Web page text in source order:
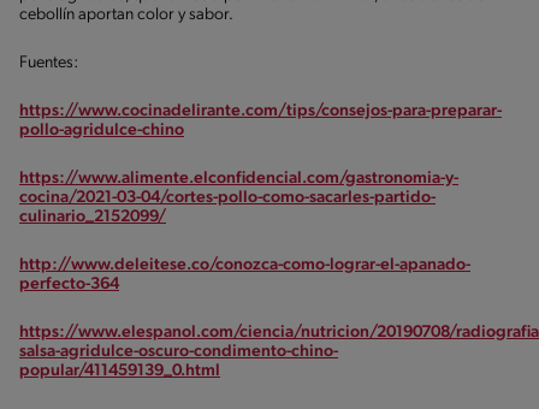
cebollín aportan color y sabor.
Fuentes:
https://www.cocinadelirante.com/tips/consejos-para-preparar-
pollo-agridulce-chino
https://www.alimente.elconfidencial.com/gastronomia-y-
cocina/2021-03-04/cortes-pollo-como-sacarles-partido-
culinario_2152099/
http://www.deleitese.co/conozca-como-lograr-el-apanado-
perfecto-364
https://www.elespanol.com/ciencia/nutricion/20190708/
salsa-agridulce-oscuro-condimento-chino-
popular/411459139_0.html